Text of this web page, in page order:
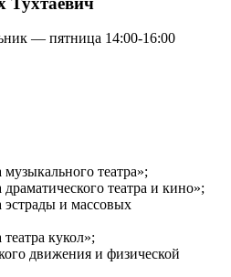
— пятница 14:00-16:00
театра»;
театра и кино»;
эстрады и массовых
кукол»;
движения и физической